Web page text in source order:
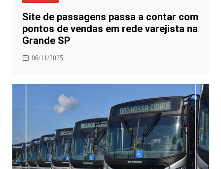
Site de passagens passa a contar com
pontos de vendas em rede varejista na
Grande SP
06/11/2025